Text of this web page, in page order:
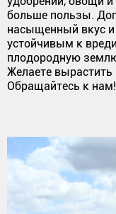
больше пользы.
насыщенный вкус и
устойчивым к
плодородную
Желаете вырастить
Обращайтесь к нам!